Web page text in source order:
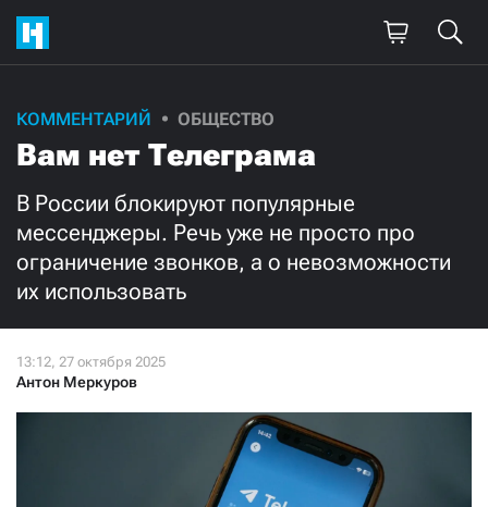
КОММЕНТАРИЙ ОБЩЕСТВО
Вам нет Телеграма
В России блокируют популярные
мессенджеры. Речь уже не просто про
ограничение звонков, а о невозможности
их использовать
Антон Меркуров
Поддержите
нашу работу!
Ежемесячно Разово
3000 1000
Нажимая кнопку «Стать соучастником»,
и подтверждаю свое гражданство РФ
СТАТЬ СОУЧАСТНИКОМ